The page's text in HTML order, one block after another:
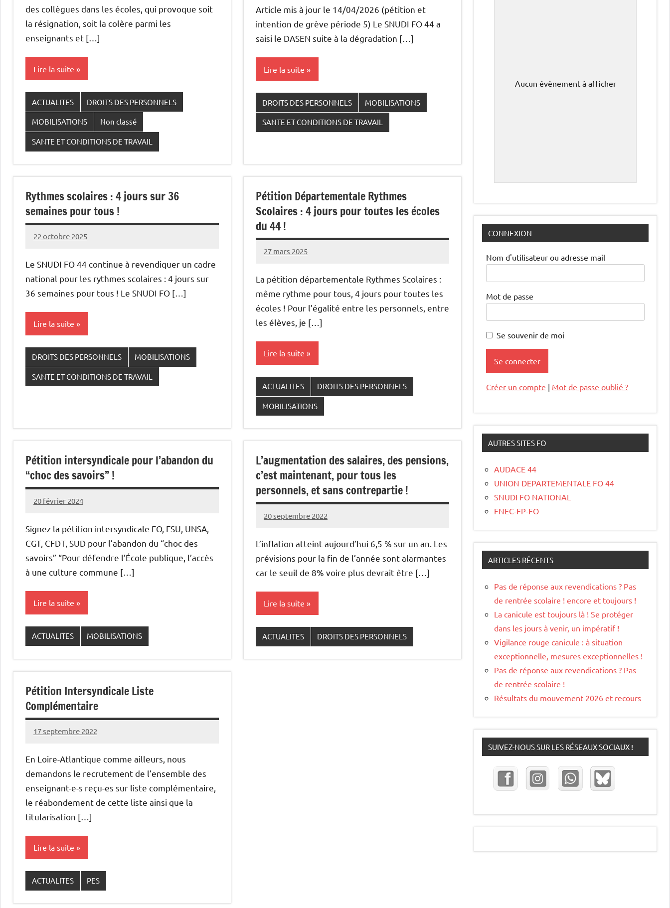
des collègues dans les écoles, qui provoque soit
la résignation, soit la colère parmi les
enseignants et […]
Lire la suite
ACTUALITES DROITS DES PERSONNELS
MOBILISATIONS Non classé
SANTE ET CONDITIONS DE TRAVAIL
Article mis à jour le 14/04/2026 (pétition et
intention de grève période 5) Le SNUDI FO 44 a
saisi le DASEN suite à la dégradation […]
Lire la suite
DROITS DES PERSONNELS MOBILISATIONS
SANTE ET CONDITIONS DE TRAVAIL
Rythmes scolaires : 4 jours sur 36
semaines pour tous !
22 octobre 2025
Snudifo44
Le SNUDI FO 44 continue à revendiquer un cadre
national pour les rythmes scolaires : 4 jours sur
36 semaines pour tous ! Le SNUDI FO […]
Lire la suite
DROITS DES PERSONNELS MOBILISATIONS
SANTE ET CONDITIONS DE TRAVAIL
Pétition Départementale Rythmes
Scolaires : 4 jours pour toutes les écoles
du 44 !
27 mars 2025
Snudifo44
La pétition départementale Rythmes Scolaires :
même rythme pour tous, 4 jours pour toutes les
écoles ! Pour l’égalité entre les personnels, entre
les élèves, je […]
Lire la suite
ACTUALITES DROITS DES PERSONNELS
MOBILISATIONS
Pétition intersyndicale pour l’abandon du
“choc des savoirs” !
20 février 2024
Snudifo44
Signez la pétition intersyndicale FO, FSU, UNSA,
CGT, CFDT, SUD pour l’abandon du “choc des
savoirs” “Pour défendre l’École publique, l’accès
à une culture commune […]
Lire la suite
ACTUALITES MOBILISATIONS
L’augmentation des salaires, des pensions,
c’est maintenant, pour tous les
personnels, et sans contrepartie !
20 septembre 2022
Snudifo44
L’inflation atteint aujourd’hui 6,5 % sur un an. Les
prévisions pour la fin de l’année sont alarmantes
car le seuil de 8% voire plus devrait être […]
Lire la suite
ACTUALITES DROITS DES PERSONNELS
Pétition Intersyndicale Liste
Complémentaire
17 septembre 2022
Snudifo44
En Loire-Atlantique comme ailleurs, nous
demandons le recrutement de l’ensemble des
enseignant-e-s reçu-es sur liste complémentaire,
le réabondement de cette liste ainsi que la
titularisation […]
Lire la suite
ACTUALITES PES
Aucun évènement à afficher
CONNEXION
Nom d'utilisateur ou adresse mail
Mot de passe
Se souvenir de moi
Créer un compte | Mot de passe oublié ?
AUTRES SITES FO
AUDACE 44
UNION DEPARTEMENTALE FO 44
SNUDI FO NATIONAL
FNEC-FP-FO
ARTICLES RÉCENTS
Pas de réponse aux revendications ? Pas
de rentrée scolaire ! encore et toujours !
La canicule est toujours là ! Se protéger
dans les jours à venir, un impératif !
Vigilance rouge canicule : à situation
exceptionnelle, mesures exceptionnelles !
Pas de réponse aux revendications ? Pas
de rentrée scolaire !
Résultats du mouvement 2026 et recours
SUIVEZ-NOUS SUR LES RÉSEAUX SOCIAUX !